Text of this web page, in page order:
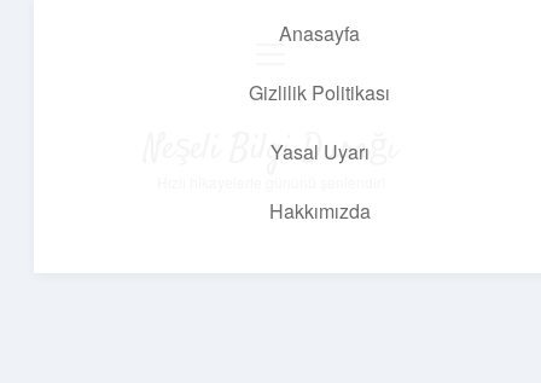
Anasayfa
Gizlilik Politikası
Yasal Uyarı
Hakkımızda
Neşeli Bilgi Durağı